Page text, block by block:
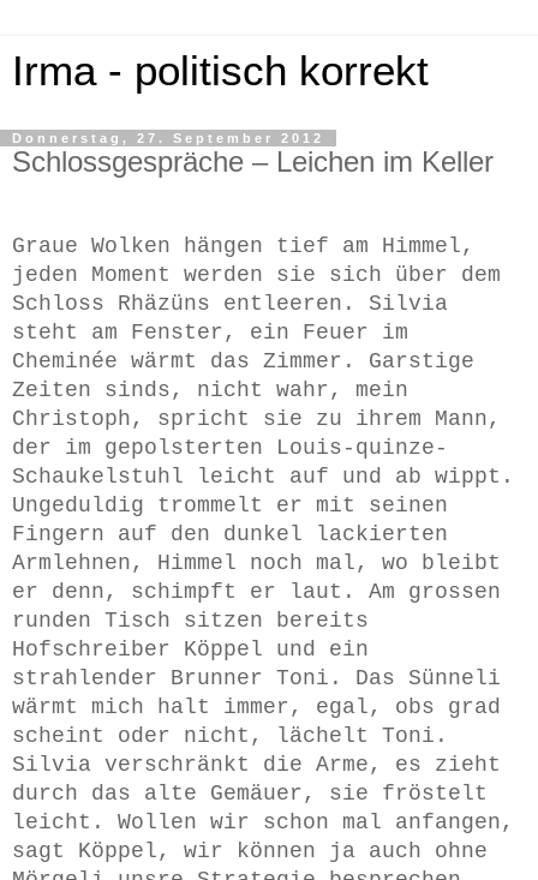
Irma - politisch korrekt
Donnerstag, 27. September 2012
Schlossgespräche – Leichen im Keller
Graue Wolken hängen tief am Himmel,
jeden Moment werden sie sich über dem
Schloss Rhäzüns entleeren. Silvia
steht am Fenster, ein Feuer im
Cheminée wärmt das Zimmer. Garstige
Zeiten sinds, nicht wahr, mein
Christoph, spricht sie zu ihrem Mann,
der im gepolsterten Louis-quinze-
Schaukelstuhl leicht auf und ab wippt.
Ungeduldig trommelt er mit seinen
Fingern auf den dunkel lackierten
Armlehnen, Himmel noch mal, wo bleibt
er denn, schimpft er laut. Am grossen
runden Tisch sitzen bereits
Hofschreiber Köppel und ein
strahlender Brunner Toni. Das Sünneli
wärmt mich halt immer, egal, obs grad
scheint oder nicht, lächelt Toni.
Silvia verschränkt die Arme, es zieht
durch das alte Gemäuer, sie fröstelt
leicht. Wollen wir schon mal anfangen,
sagt Köppel, wir können ja auch ohne